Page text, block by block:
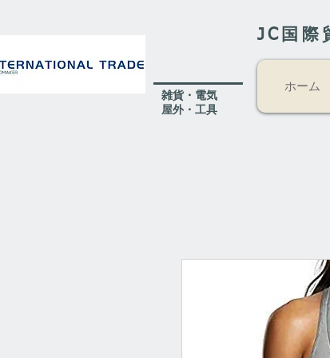
JC国際
​雑貨・電気
​屋外・工具
ホーム